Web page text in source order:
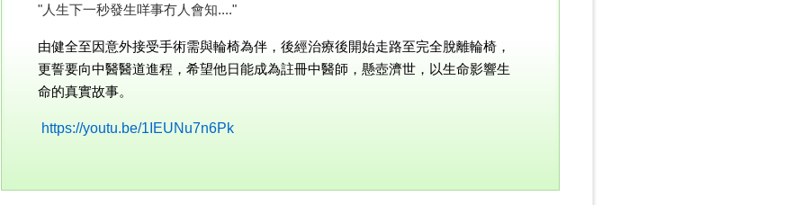
"人生下一秒發生咩事冇人會知...."
由健全至因意外接受手術需與輪椅為伴，後經治療後開始走路至完全脫離輪椅，
更誓要向中醫醫道進程，希望他日能成為註冊中醫師，懸壺濟世，以生命影響生
命的真實故事。
https://youtu.be/1IEUNu7n6Pk